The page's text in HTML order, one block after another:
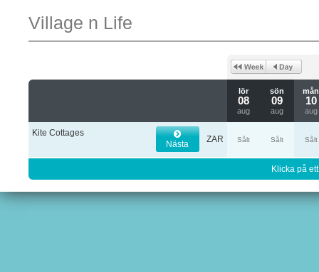
Village n Life
lör
08
aug
sön
09
aug
mån
10
aug
Kite Cottages
Nästa
ZAR Sålt Sålt Sålt
Klicka på